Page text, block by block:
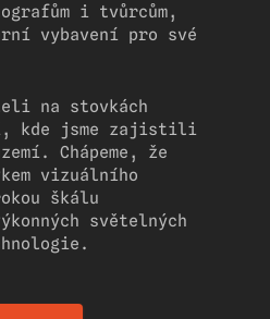
i tvůrcům,
vybavení pro své
na stovkách
kde jsme zajistili
Chápeme, že
vizuálního
škálu
světelných